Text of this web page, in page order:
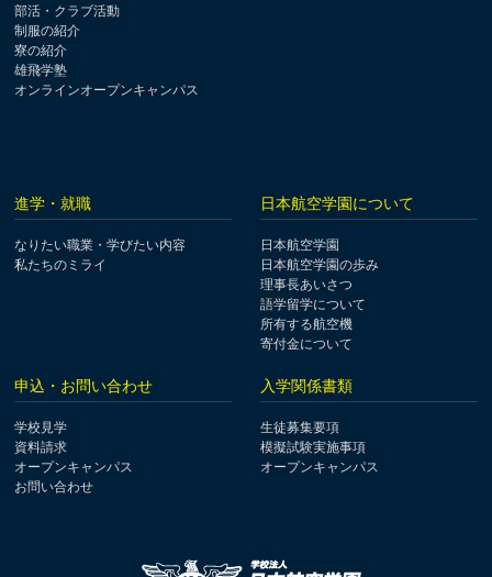
部活・クラブ活動
制服の紹介
寮の紹介
雄飛学塾
オンラインオープンキャンパス
進学・就職
なりたい職業・学びたい内容
私たちのミライ
日本航空学園について
日本航空学園
日本航空学園の歩み
理事長あいさつ
語学留学について
所有する航空機
寄付金について
申込・お問い合わせ
学校見学
資料請求
オープンキャンパス
お問い合わせ
入学関係書類
生徒募集要項
模擬試験実施事項
オープンキャンパス